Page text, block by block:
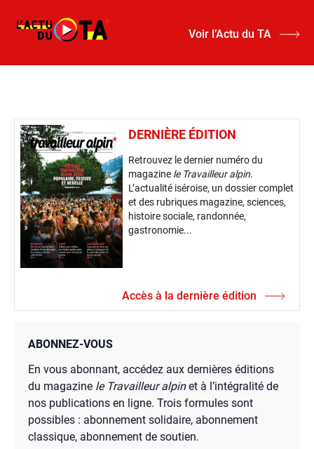
Voir l’Actu du TA
DERNIÈRE ÉDITION
Retrouvez le dernier numéro du
magazine le Travailleur alpin.
L’actualité iséroise, un dossier complet
et des rubriques magazine, sciences,
histoire sociale, randonnée,
gastronomie...
Accès à la dernière édition
ABONNEZ-VOUS
En vous abonnant, accédez aux dernières éditions
du magazine le Travailleur alpinet à l’intégralité de
nos publications en ligne. Trois formules sont
possibles : abonnement solidaire, abonnement
classique, abonnement de soutien.